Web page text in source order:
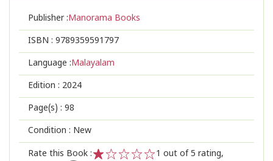
Publisher :Manorama Books
ISBN : 9789359591797
Language :Malayalam
Edition : 2024
Page(s) : 98
Condition : New
Rate this Book :
1 out of 5 rating,